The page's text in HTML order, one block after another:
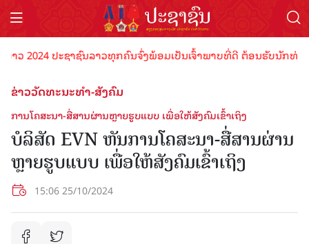
2024 ປະຊາຊົນລາວທຸກຄົນຈົ່ງພ້ອມເປັນເຈົ້າພາບທີ່ດີ ຕ້ອນຮັບນັກທ່ອງທ່
ຂ່າວວັດທະນະທຳ-ສັງຄົມ
ການໂຄສະນາ-ສື່ສານຜ່ານຫຼາຍຮູບແບບ ເພື່ອໃຫ້ສັງຄົມເຂົ້າເຖິງ
ບໍລິສັດ EVN ຫັນການໂຄສະນາ-ສື່ສານຜ່ານ
ຫຼາຍຮູບແບບ ເພື່ອໃຫ້ສັງຄົມເຂົ້າເຖິງ
15:06 25/10/2024